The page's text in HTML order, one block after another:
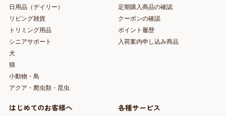
日用品（デイリー）
リビング雑貨
トリミング用品
シニアサポート
犬
猫
小動物・鳥
アクア・爬虫類・昆虫
定期購入商品の確認
クーポンの確認
ポイント履歴
入荷案内申し込み商品
はじめてのお客様へ 各種サービス